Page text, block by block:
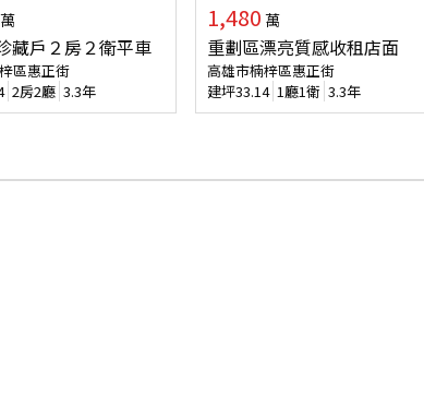
萬
藏戶２房２衛平車
區惠正街
2房2廳 3.3年
1,480 萬
重劃區漂亮質感收租店面
高雄市楠梓區惠正街
建坪33.14 1廳1衛 3.3年